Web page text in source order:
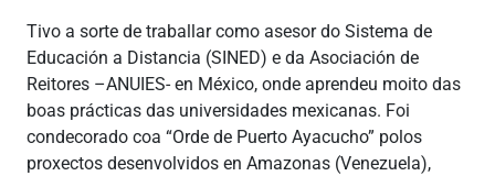
Tivo a sorte de traballar como asesor do Sistema de
Educación a Distancia (SINED) e da Asociación de
Reitores –ANUIES- en México, onde aprendeu moito das
boas prácticas das universidades mexicanas. Foi
condecorado coa “Orde de Puerto Ayacucho” polos
proxectos desenvolvidos en Amazonas (Venezuela),